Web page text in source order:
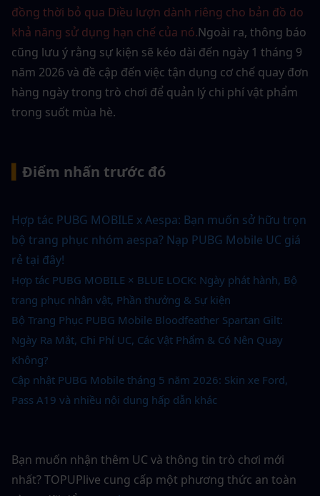
đồng thời bỏ qua Diều lượn dành riêng cho bản đồ do
khả năng sử dụng hạn chế của nó.Ngoài ra, thông báo
cũng lưu ý rằng sự kiện sẽ kéo dài đến ngày 1 tháng 9
năm 2026 và đề cập đến việc tận dụng cơ chế quay đơn
hàng ngày trong trò chơi để quản lý chi phí vật phẩm
trong suốt mùa hè.
Điểm nhấn trước đó
Hợp tác PUBG MOBILE x Aespa: Bạn muốn sở hữu trọn
bộ trang phục nhóm aespa? Nạp PUBG Mobile UC giá
rẻ tại đây!
Hợp tác PUBG MOBILE × BLUE LOCK: Ngày phát hành, Bộ
trang phục nhân vật, Phần thưởng & Sự kiện
Bộ Trang Phục PUBG Mobile Bloodfeather Spartan Gilt:
Ngày Ra Mắt, Chi Phí UC, Các Vật Phẩm & Có Nên Quay
Không?
Cập nhật PUBG Mobile tháng 5 năm 2026: Skin xe Ford,
Pass A19 và nhiều nội dung hấp dẫn khác
Bạn muốn nhận thêm UC và thông tin trò chơi mới
nhất? TOPUPlive cung cấp một phương thức an toàn